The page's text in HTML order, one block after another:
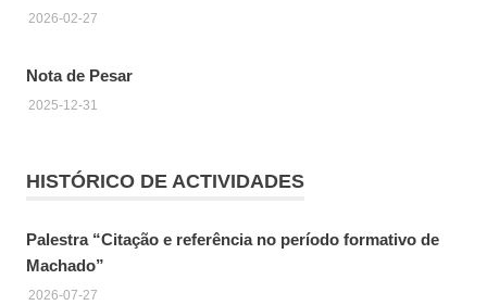
2026-02-27
Nota de Pesar
2025-12-31
HISTÓRICO DE ACTIVIDADES
Palestra “Citação e referência no período formativo de
Machado”
2026-07-27